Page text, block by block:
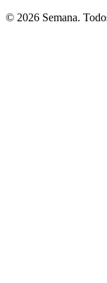
© 2026 Semana.